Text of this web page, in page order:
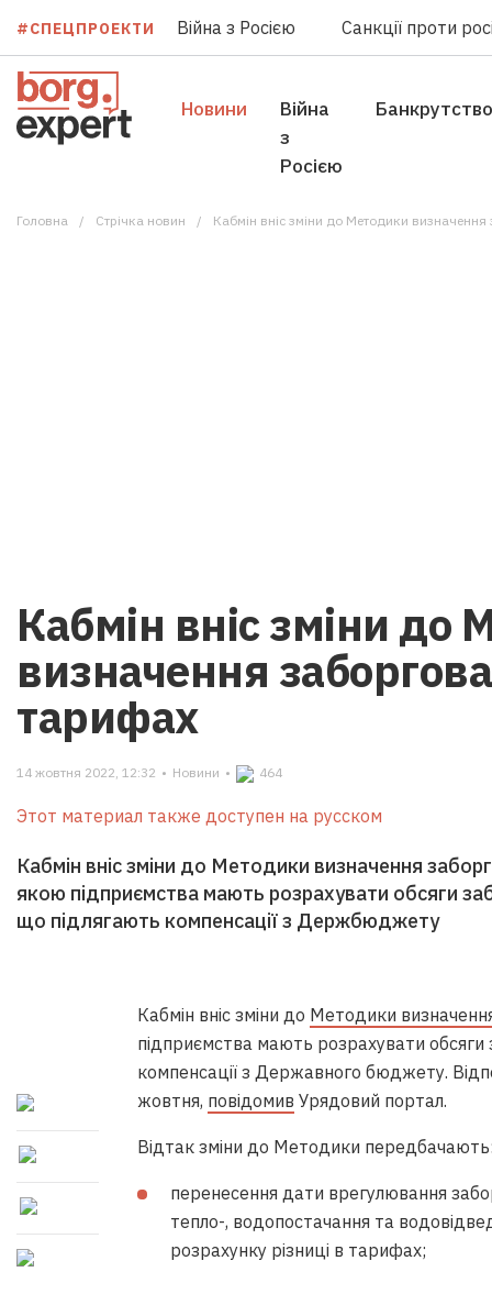
#СПЕЦПРОЕКТИ Війна з Росією Санкції проти
Новини
Війна
з
Росією
Банкрутство
Головна Стрічка новин Кабмін вніс зміни до Методики визначення
Кабмін вніс зміни до
визначення
тарифах
14 жовтня 2022, 12:32 • Новини • 464
Этот материал также доступен на русском
Кабмін вніс зміни до Методики визначення
якою підприємства мають розрахувати обсяги
що підлягають компенсації з Держбюджету
Кабмін вніс зміни до Методики
підприємства мають розрахувати обсяги
компенсації з Державного бюджету.
жовтня, повідомив Урядовий портал.
Відтак зміни до Методики
перенесення дати врегулювання
тепло-, водопостачання та
розрахунку різниці в тарифах;